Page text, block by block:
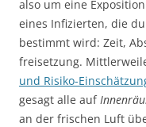
also um eine
eines Infizierten, die
bestimmt wird: Zeit,
freisetzung.
und Risiko-
gesagt alle auf
an der frischen Luft